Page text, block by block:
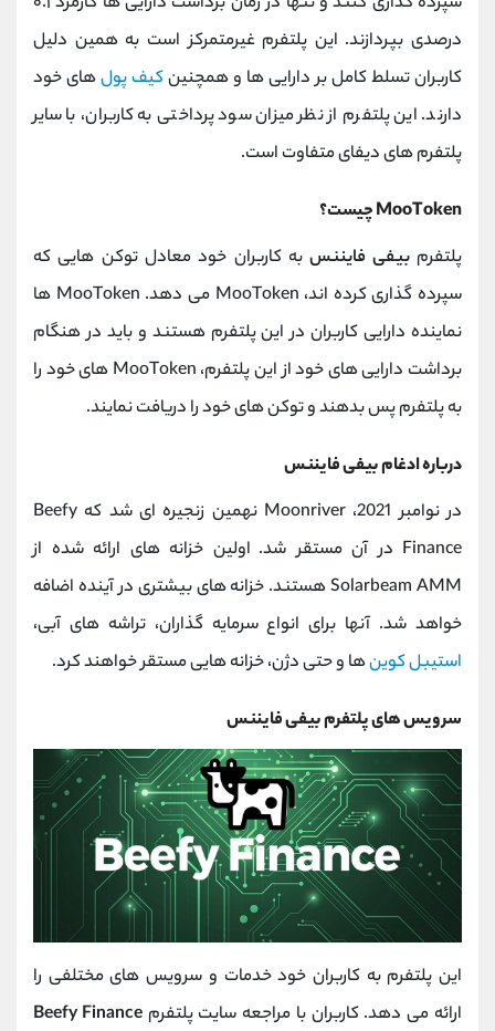
درصدی بپردازند. این پلتفرم غیرمتمرکز است به همین دلیل
کاربران تسلط کامل بر دارایی ها و همچنینکیف پولهای خود
دارند. این پلتفرم از نظر میزان سود پرداختی به کاربران، با سایر
پلتفرم های دیفای متفاوت است.
MooToken چیست؟
پلتفرمبیفی فایننسبه کاربران خود معادل توکن هایی که
سپرده گذاری کرده اند، MooToken می دهد. MooToken ها
نماینده دارایی کاربران در این پلتفرم هستند و باید در هنگام
برداشت دارایی های خود از این پلتفرم، MooToken های خود را
به پلتفرم پس بدهند و توکن های خود را دریافت نمایند.
درباره ادغام بیفی فایننس
در نوامبر 2021، Moonriver نهمین زنجیره ای شد که Beefy
Finance در آن مستقر شد. اولین خزانه های ارائه شده از
Solarbeam AMM هستند. خزانه های بیشتری در آینده اضافه
خواهد شد. آنها برای انواع سرمایه گذاران، تراشه های آبی،
استیبل کوینها و حتی دژن، خزانه هایی مستقر خواهند کرد.
سرویس های پلتفرم بیفی فایننس
این پلتفرم به کاربران خود خدمات و سرویس های مختلفی را
ارائه می دهد. کاربران با مراجعه سایت پلتفرمBeefy Finance